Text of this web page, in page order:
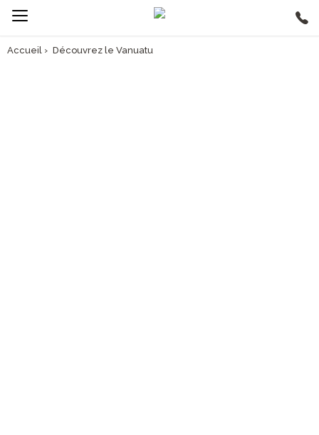
Accueil › Découvrez le Vanuatu